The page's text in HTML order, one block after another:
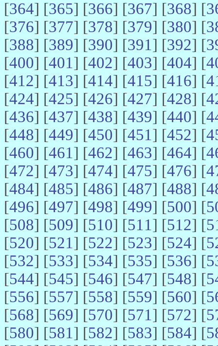
[364] [365] [366] [367] [368] [
[376] [377] [378] [379] [380] [
[388] [389] [390] [391] [392] [
[400] [401] [402] [403] [404] [
[412] [413] [414] [415] [416] [
[424] [425] [426] [427] [428] [
[436] [437] [438] [439] [440] [
[448] [449] [450] [451] [452] [
[460] [461] [462] [463] [464] [
[472] [473] [474] [475] [476] [
[484] [485] [486] [487] [488] [
[496] [497] [498] [499] [500] [
[508] [509] [510] [511] [512] [
[520] [521] [522] [523] [524] [
[532] [533] [534] [535] [536] [
[544] [545] [546] [547] [548] [
[556] [557] [558] [559] [560] [
[568] [569] [570] [571] [572] [
[580] [581] [582] [583] [584] [